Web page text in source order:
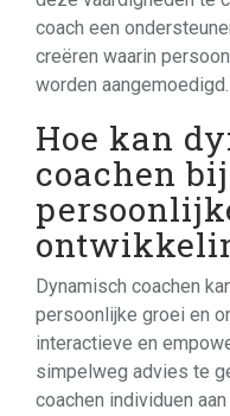
coach een
creëren waarin
worden aangemoedigd.
Hoe kan
coachen
Dynamisch coachen
persoonlijke groei en
interactieve en
simpelweg advies te
coachen individuen